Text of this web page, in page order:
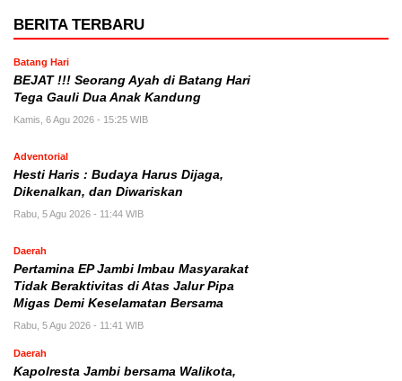
BERITA TERBARU
Batang Hari
BEJAT !!! Seorang Ayah di Batang Hari
Tega Gauli Dua Anak Kandung
Kamis, 6 Agu 2026 - 15:25 WIB
Adventorial
Hesti Haris : Budaya Harus Dijaga,
Dikenalkan, dan Diwariskan
Rabu, 5 Agu 2026 - 11:44 WIB
Daerah
Pertamina EP Jambi Imbau Masyarakat
Tidak Beraktivitas di Atas Jalur Pipa
Migas Demi Keselamatan Bersama
Rabu, 5 Agu 2026 - 11:41 WIB
Daerah
Kapolresta Jambi bersama Walikota,